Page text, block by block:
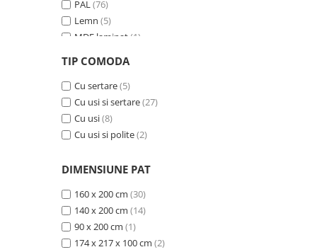
PAL(76)
Lemn (5)
MDF laminat (1)
MDF furniruit
Ceramica(15)
TIP COMODA
Cu sertare(5)
Cu usi si sertare(27)
Cu usi(8)
Cu usi si polite(2)
DIMENSIUNE PAT
160 x 200 cm (30)
140 x 200 cm (14)
90 x 200 cm (1)
174 x 217 x 100 cm (2)